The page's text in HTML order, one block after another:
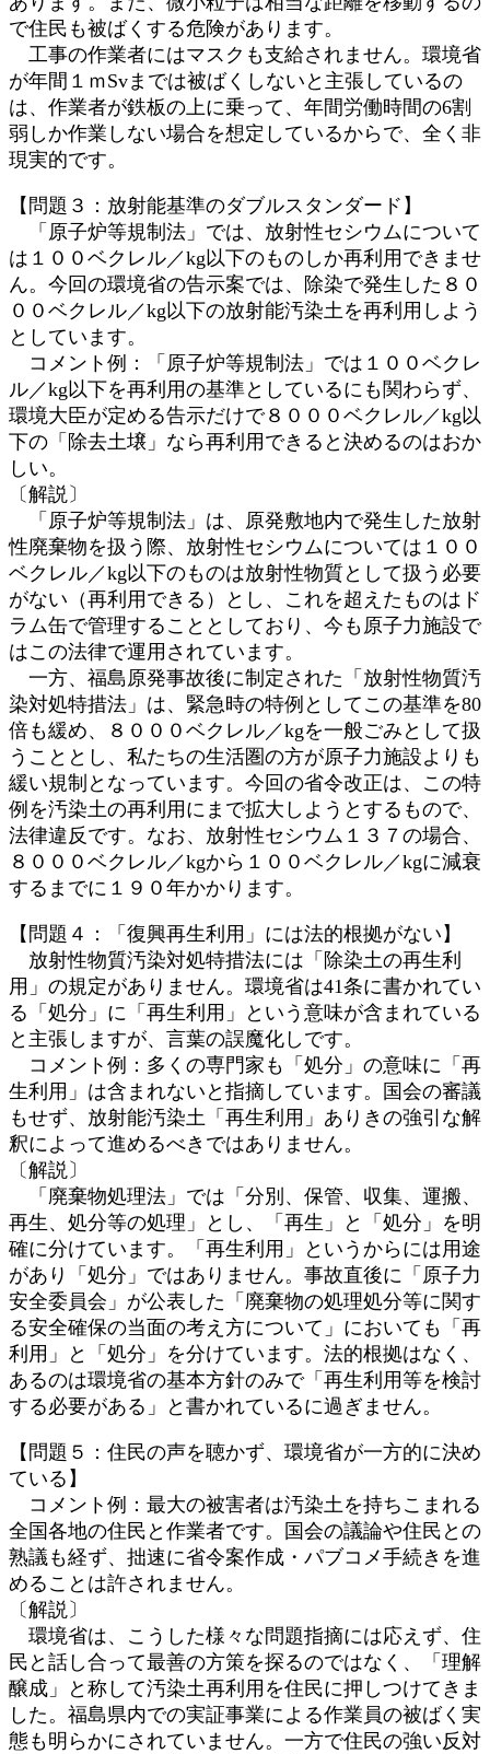
で住民も被ばくする危険があります。
工事の作業者にはマスクも支給されません。環境省
が年間１ｍSvまでは被ばくしないと主張しているの
は、作業者が鉄板の上に乗って、年間労働時間の6割
弱しか作業しない場合を想定しているからで、全く非
現実的です。
【問題３：放射能基準のダブルスタンダード】
「原子炉等規制法」では、放射性セシウムについて
は１００ベクレル／kg以下のものしか再利用できませ
ん。今回の環境省の告示案では、除染で発生した８０
００ベクレル／kg以下の放射能汚染土を再利用しよう
としています。
コメント例：「原子炉等規制法」では１００ベクレ
ル／kg以下を再利用の基準としているにも関わらず、
環境大臣が定める告示だけで８０００ベクレル／kg以
下の「除去土壌」なら再利用できると決めるのはおか
しい。
〔解説〕
「原子炉等規制法」は、原発敷地内で発生した放射
性廃棄物を扱う際、放射性セシウムについては１００
ベクレル／kg以下のものは放射性物質として扱う必要
がない（再利用できる）とし、これを超えたものはド
ラム缶で管理することとしており、今も原子力施設で
はこの法律で運用されています。
一方、福島原発事故後に制定された「放射性物質汚
染対処特措法」は、緊急時の特例としてこの基準を80
倍も緩め、８０００ベクレル／kgを一般ごみとして扱
うこととし、私たちの生活圏の方が原子力施設よりも
緩い規制となっています。今回の省令改正は、この特
例を汚染土の再利用にまで拡大しようとするもので、
法律違反です。なお、放射性セシウム１３７の場合、
８０００ベクレル／kgから１００ベクレル／kgに減衰
するまでに１９０年かかります。
【問題４：「復興再生利用」には法的根拠がない】
放射性物質汚染対処特措法には「除染土の再生利
用」の規定がありません。環境省は41条に書かれてい
る「処分」に「再生利用」という意味が含まれている
と主張しますが、言葉の誤魔化しです。
コメント例：多くの専門家も「処分」の意味に「再
生利用」は含まれないと指摘しています。国会の審議
もせず、放射能汚染土「再生利用」ありきの強引な解
釈によって進めるべきではありません。
〔解説〕
「廃棄物処理法」では「分別、保管、収集、運搬、
再生、処分等の処理」とし、「再生」と「処分」を明
確に分けています。「再生利用」というからには用途
があり「処分」ではありません。事故直後に「原子力
安全委員会」が公表した「廃棄物の処理処分等に関す
る安全確保の当面の考え方について」においても「再
利用」と「処分」を分けています。法的根拠はなく、
あるのは環境省の基本方針のみで「再生利用等を検討
する必要がある」と書かれているに過ぎません。
【問題５：住民の声を聴かず、環境省が一方的に決め
ている】
コメント例：最大の被害者は汚染土を持ちこまれる
全国各地の住民と作業者です。国会の議論や住民との
熟議も経ず、拙速に省令案作成・パブコメ手続きを進
めることは許されません。
〔解説〕
環境省は、こうした様々な問題指摘には応えず、住
民と話し合って最善の方策を探るのではなく、「理解
醸成」と称して汚染土再利用を住民に押しつけてきま
した。福島県内での実証事業による作業員の被ばく実
態も明らかにされていません。一方で住民の強い反対